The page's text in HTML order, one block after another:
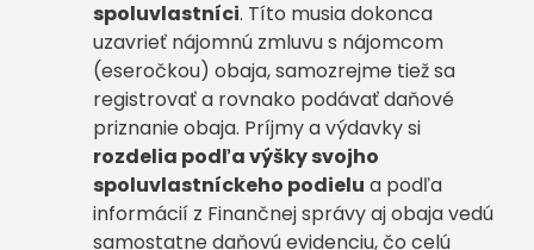
spoluvlastníci. Títo musia dokonca
uzavrieť nájomnú zmluvu s nájomcom
(eseročkou) obaja, samozrejme tiež sa
registrovať a rovnako podávať daňové
priznanie obaja. Príjmy a výdavky si
rozdelia podľa výšky svojho
spoluvlastníckeho podielu a podľa
informácií z Finančnej správy aj obaja vedú
samostatne daňovú evidenciu, čo celú